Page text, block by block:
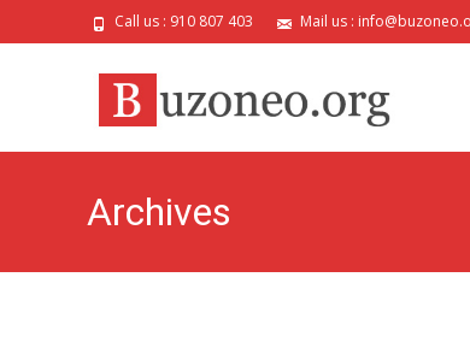
Call us : 910 807 403 Mail us :
Archives